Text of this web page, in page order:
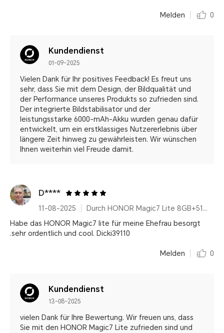
Melden 0
Kundendienst
01-09-2025
Vielen Dank für Ihr positives Feedback! Es freut uns
sehr, dass Sie mit dem Design, der Bildqualität und
der Performance unseres Produkts so zufrieden sind.
Der integrierte Bildstabilisator und der
leistungsstarke 6000-mAh-Akku wurden genau dafür
entwickelt, um ein erstklassiges Nutzererlebnis über
längere Zeit hinweg zu gewährleisten. Wir wünschen
Ihnen weiterhin viel Freude damit.
D****
11-08-2025
Durch HONOR Magic7 Lite 8GB+512GB
Habe das HONOR Magic7 lite für meine Ehefrau besorgt
.sehr ordentlich und cool. Dicki39110
Melden 0
Kundendienst
13-08-2025
vielen Dank für Ihre Bewertung. Wir freuen uns, dass
Sie mit den HONOR Magic7 Lite zufrieden sind und